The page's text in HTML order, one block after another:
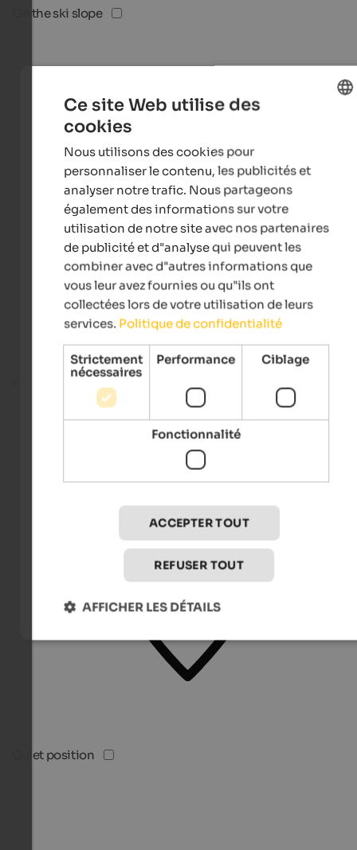
On the ski slope
Quiet position
Ce site Web utilise des
cookies
Nous utilisons des cookies pour
personnaliser le contenu, les publicités et
analyser notre trafic. Nous partageons
également des informations sur votre
utilisation de notre site avec nos partenaires
de publicité et d"analyse qui peuvent les
combiner avec d"autres informations que
vous leur avez fournies ou qu"ils ont
collectées lors de votre utilisation de leurs
services. Politique de confidentialité
Strictement
nécessaires
Performance Ciblage
Fonctionnalité
ACCEPTER TOUT
REFUSER TOUT
AFFICHER LES DÉTAILS